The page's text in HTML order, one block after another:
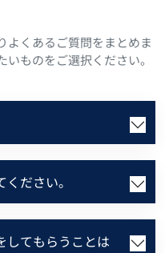
よくあるご質問をまとめま
ものをご選択ください。
ださい。
してもらうことは